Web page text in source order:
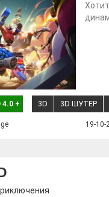
4.0 + 3D 3D ШУТЕР
19-10-